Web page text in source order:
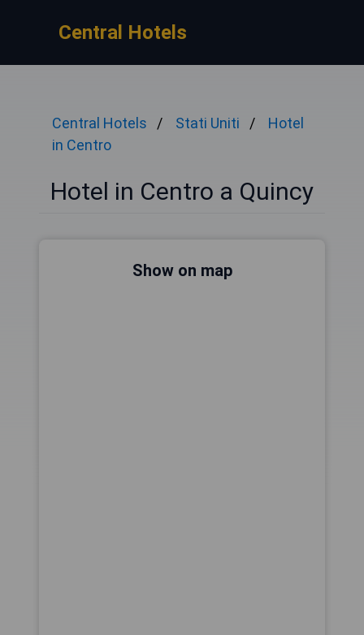
Central Hotels
Central Hotels Stati Uniti
Hotel
in Centro
Hotel in Centro a Quincy
Show on map